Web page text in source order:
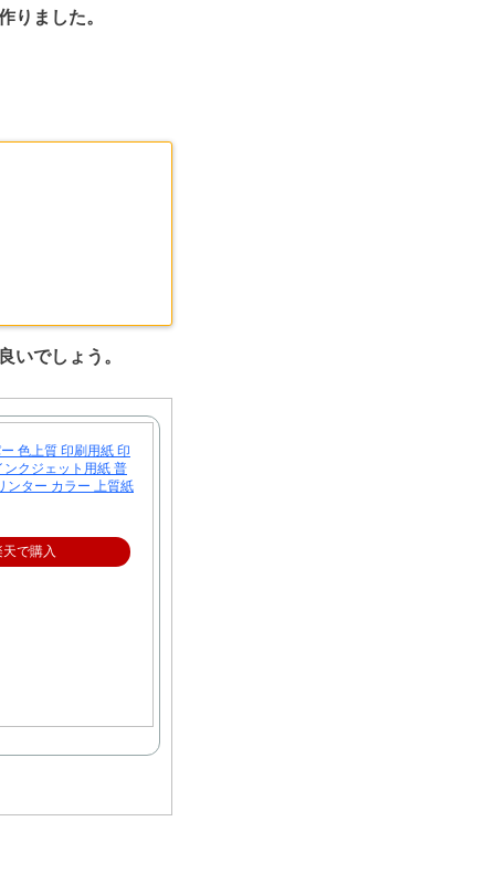
りました。
いでしょう。
色上質 印刷用紙 印
クジェット用紙 普
ンター カラー 上質紙
天で購入